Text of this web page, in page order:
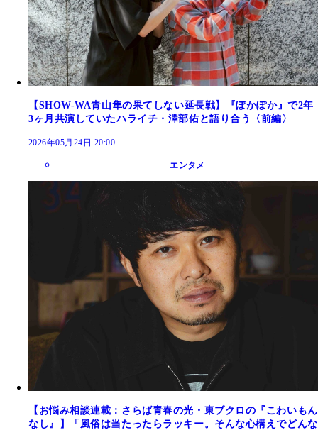
【SHOW-WA青山隼の果てしない延長戦】『ぽかぽか』で2年
3ヶ月共演していたハライチ・澤部佑と語り合う〈前編〉
2026年05月24日 20:00
エンタメ
【お悩み相談連載：さらば青春の光・東ブクロの『こわいもん
なし』】「風俗は当たったらラッキー。そんな心構えでどんな